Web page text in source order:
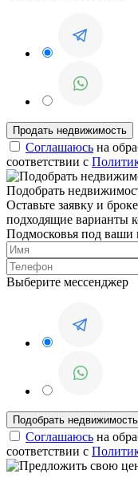
Соглашаюсь на
соответствии с
Подобрать
Оставьте заявку и
подходящие варианты
Подмосковья под ваши
Выберите мессенджер
Соглашаюсь на
соответствии с